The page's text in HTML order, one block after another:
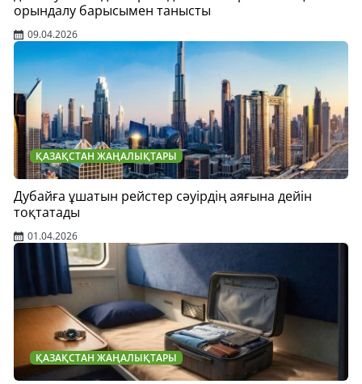
орындалу барысымен танысты
09.04.2026
ҚАЗАҚСТАН ЖАҢАЛЫҚТАРЫ
Дубайға ұшатын рейстер сәуірдің аяғына дейін
тоқтатады
01.04.2026
ҚАЗАҚСТАН ЖАҢАЛЫҚТАРЫ